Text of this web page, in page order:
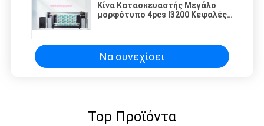
Κίνα Κατασκευαστής Μεγάλο
μορφότυπο 4pcs I3200 Κεφαλές
Να συνεχίσει
Top Προϊόντα